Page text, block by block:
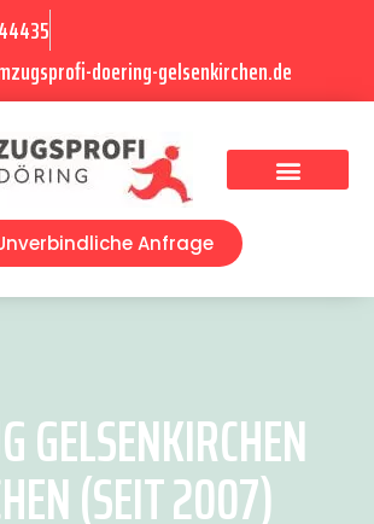
doering-gelsenkirchen.de
Anfrage
GELSENKIRCHEN
(SEIT 2007)